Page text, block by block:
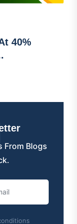
40%
From Blogs